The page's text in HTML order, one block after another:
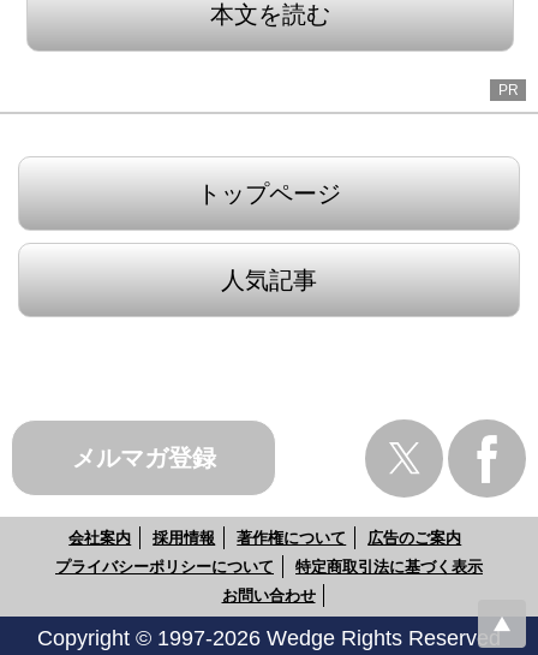
本文を読む
PR
トップページ
人気記事
メルマガ登録
会社案内 採用情報 著作権について
広告のご案内
プライバシーポリシーについて
特定商取引法に基づく表示
お問い合わせ
Copyright © 1997-2026 Wedge Rights Reserved